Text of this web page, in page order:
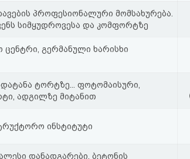
პროფესიონალური მომსახურება.
სიმყუდროვესა და კომფორტზე
ცენტრი, გერმანული ხარისხი
ტორტზე... ფოტომაისური,
ადგილზე მიტანით
ინსტიტუტი
დანადგარები, ბეტონის